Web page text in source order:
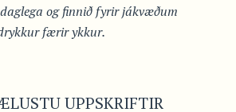
og finnið fyrir jákvæðum
færir ykkur.
UPPSKRIFTIR